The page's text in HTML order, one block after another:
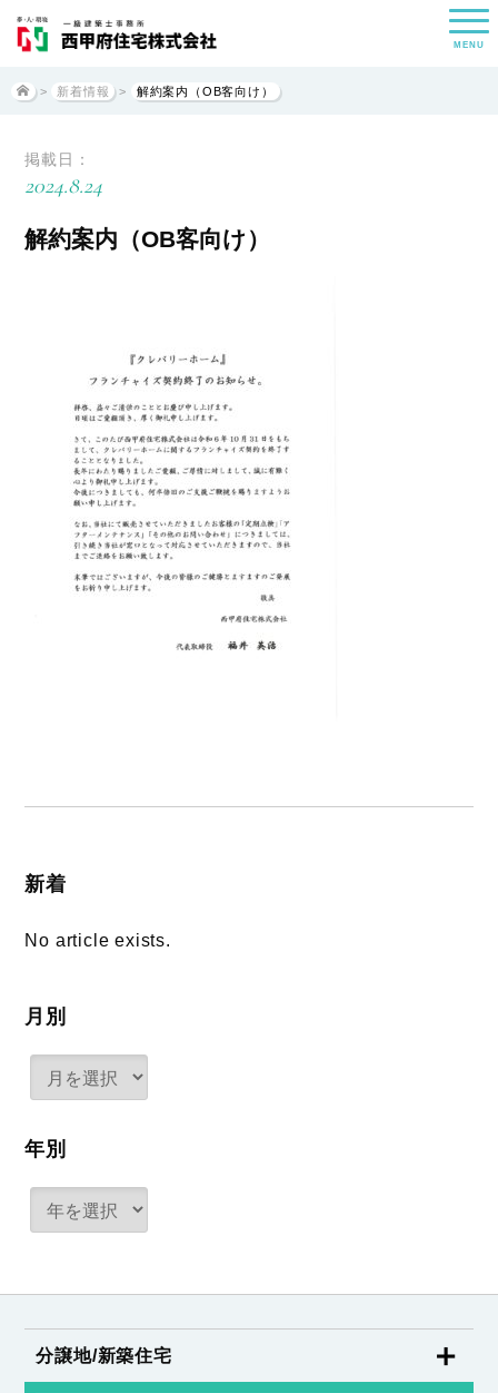
MENU
> 新着情報 > 解約案内（OB客向け）
掲載日：
2024.8.24
解約案内（OB客向け）
新着
No article exists.
月別
年別
分譲地/新築住宅